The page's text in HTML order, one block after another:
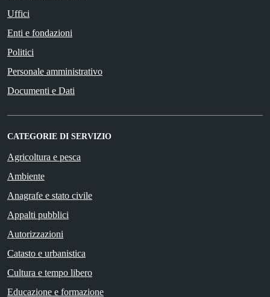
Uffici
Enti e fondazioni
Politici
Personale amministrativo
Documenti e Dati
CATEGORIE DI SERVIZIO
Agricoltura e pesca
Ambiente
Anagrafe e stato civile
Appalti pubblici
Autorizzazioni
Catasto e urbanistica
Cultura e tempo libero
Educazione e formazione